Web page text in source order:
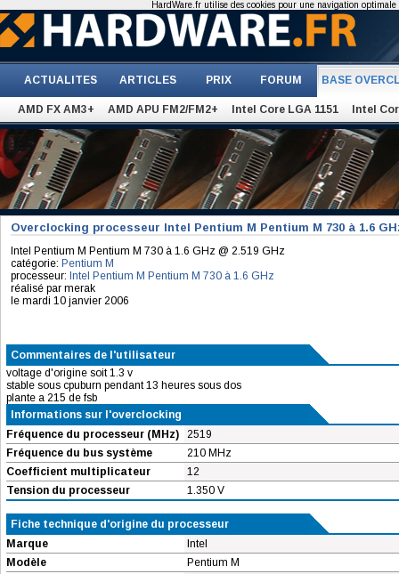
ACTUALITES ARTICLES PRIX FORUM BASE
AMD FX AM3+ AMD APU FM2/FM2+ Intel Core LGA 1151 Intel
Overclocking processeur Intel Pentium M Pentium M 730 à 1.6
Intel Pentium M Pentium M 730 à 1.6 GHz @ 2.519 GHz
catégorie: Pentium M
processeur: Intel Pentium M Pentium M 730 à 1.6 GHz
réalisé par merak
le mardi 10 janvier 2006
Commentaires de l'utilisateur
voltage d'origine soit 1.3 v
stable sous cpuburn pendant 13 heures sous dos
plante a 215 de fsb
Informations sur l'overclocking
Fréquence du processeur (MHz)
2519
Fréquence du bus système
210 MHz
Coefficient multiplicateur
12
Tension du processeur
1.350 V
Fiche technique d'origine du processeur
Marque
Intel
Modèle
Pentium M
HardWare.fr utilise des cookies pour une navigation